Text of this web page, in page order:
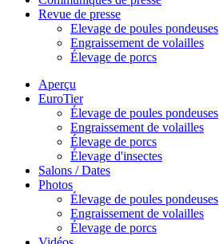
Revue de presse
Elevage de poules pondeuses
Engraissement de volailles
Élevage de porcs
Aperçu
EuroTier
Élevage de poules pondeuses
Engraissement de volailles
Élevage de porcs
Élevage d'insectes
Salons / Dates
Photos
Élevage de poules pondeuses
Engraissement de volailles
Élevage de porcs